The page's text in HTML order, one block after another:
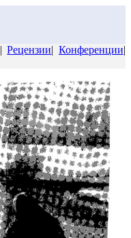
|Рецензии|Конференции|